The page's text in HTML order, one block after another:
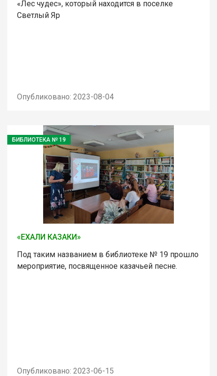
«Лес чудес», который находится в поселке
Светлый Яр
Опубликовано: 2023-08-04
БИБЛИОТЕКА № 19
«ЕХАЛИ КАЗАКИ»
Под таким названием в библиотеке № 19 прошло
мероприятие, посвященное казачьей песне.
Опубликовано: 2023-06-15